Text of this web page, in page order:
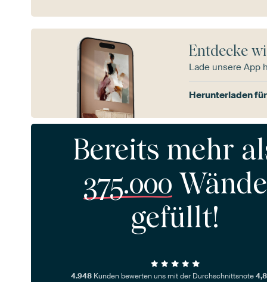
Entdecke
Lade unsere App
Herunterladen für
Bereits mehr
375.000 Wände
gefüllt!
4.948 Kunden bewerten uns mit der Durchschnittsnote